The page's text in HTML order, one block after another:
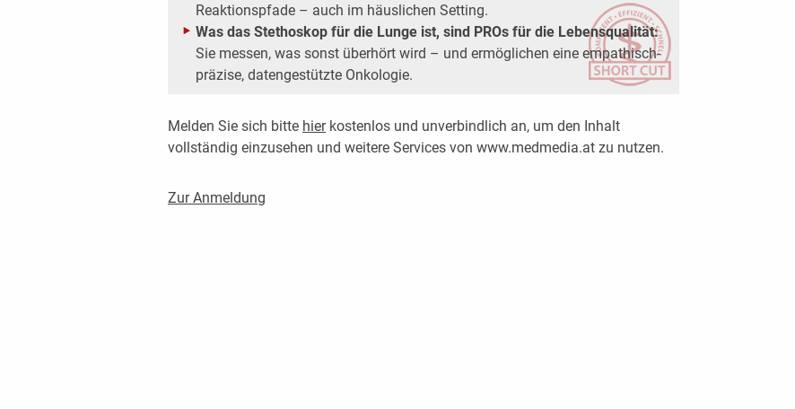
Reaktionspfade – auch im häuslichen Setting.
Was das Stethoskop für die Lunge ist, sind PROs für die Lebensqualität:
Sie messen, was sonst überhört wird – und ermöglichen eine empathisch-
präzise, datengestützte Onkologie.
Melden Sie sich bitte hierkostenlos und unverbindlich an, um den Inhalt
vollständig einzusehen und weitere Services von www.medmedia.at zu nutzen.
Zur Anmeldung